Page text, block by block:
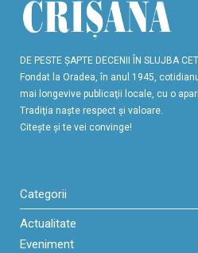
DE PESTE ŞAPTE DECENII ÎN SLUJBA
Fondat la Oradea, în anul 1945,
mai longevive publicaţii locale, cu o
Tradiţia naşte respect şi valoare.
Citeşte şi te vei convinge!
Categorii
Actualitate
Eveniment